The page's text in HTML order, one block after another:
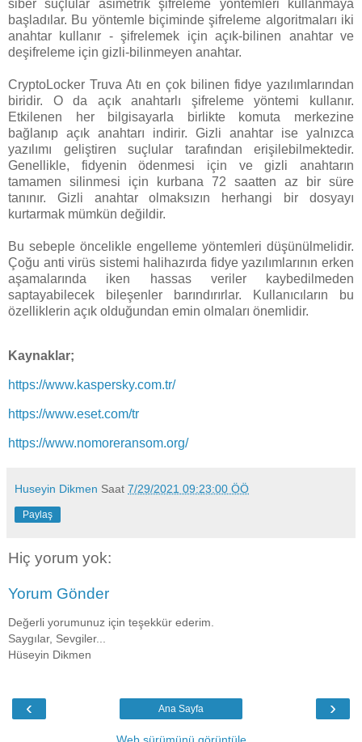
siber suçlular asimetrik şifreleme yöntemleri kullanmaya
başladılar. Bu yöntemle biçiminde şifreleme algoritmaları iki
anahtar kullanır - şifrelemek için açık-bilinen anahtar ve
deşifreleme için gizli-bilinmeyen anahtar.
CryptoLocker Truva Atı en çok bilinen fidye yazılımlarından
biridir. O da açık anahtarlı şifreleme yöntemi kullanır.
Etkilenen her bilgisayarla birlikte komuta merkezine
bağlanıp açık anahtarı indirir. Gizli anahtar ise yalnızca
yazılımı geliştiren suçlular tarafından erişilebilmektedir.
Genellikle, fidyenin ödenmesi için ve gizli anahtarın
tamamen silinmesi için kurbana 72 saatten az bir süre
tanınır. Gizli anahtar olmaksızın herhangi bir dosyayı
kurtarmak mümkün değildir.
Bu sebeple öncelikle engelleme yöntemleri düşünülmelidir.
Çoğu anti virüs sistemi halihazırda fidye yazılımlarının erken
aşamalarında iken hassas veriler kaybedilmeden
saptayabilecek bileşenler barındırırlar. Kullanıcıların bu
özelliklerin açık olduğundan emin olmaları önemlidir.
Kaynaklar;
https://www.kaspersky.com.tr/
https://www.eset.com/tr
https://www.nomoreransom.org/
Huseyin Dikmen Saat 7/29/2021 09:23:00 ÖÖ
Paylaş
Hiç yorum yok:
Yorum Gönder
Değerli yorumunuz için teşekkür ederim.
Saygılar, Sevgiler...
Hüseyin Dikmen
‹ ›
Ana Sayfa